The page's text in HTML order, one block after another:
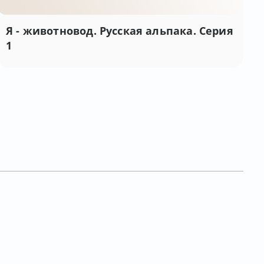
Я - животновод. Русская альпака. Серия
1